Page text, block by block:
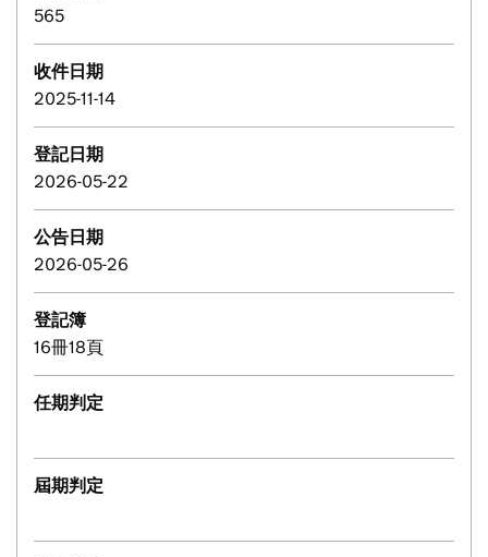
565
收件日期
2025-11-14
登記日期
2026-05-22
公告日期
2026-05-26
登記簿
16冊18頁
任期判定
屆期判定